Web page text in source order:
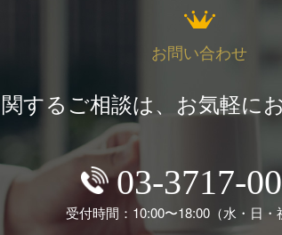
お問い合わせ
するご相談は、お気軽に
03-3717-
受付時間：10:00〜18:00（水・日・